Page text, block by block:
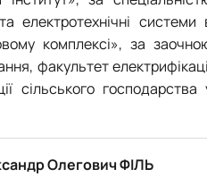
електротехнічні системи
комплексі», за
факультет
сільського господарства
Олегович ФІЛЬ